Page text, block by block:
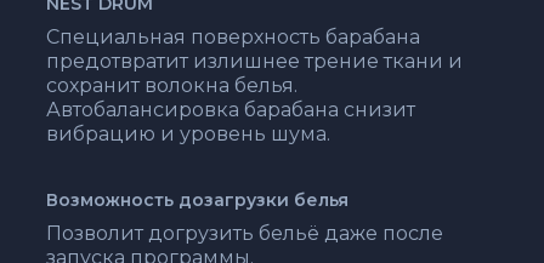
Специальная поверхность барабана
предотвратит излишнее трение ткани и
сохранит волокна белья.
Автобалансировка барабана снизит
вибрацию и уровень шума.
Возможность дозагрузки белья
Позволит догрузить бельё даже после
запуска программы.